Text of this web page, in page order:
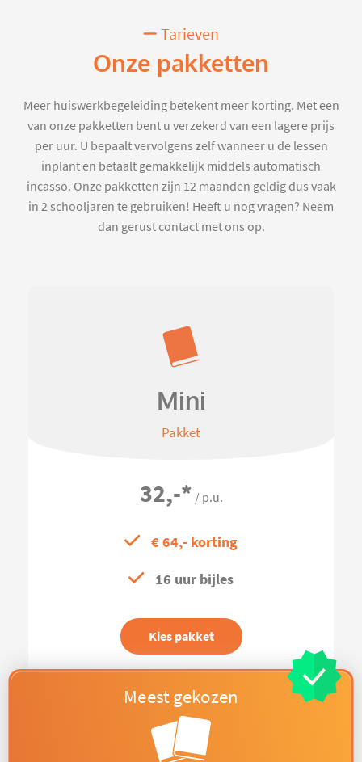
Tarieven
Onze pakketten
Meer huiswerkbegeleiding betekent meer korting. Met een
van onze pakketten bent u verzekerd van een lagere prijs
per uur. U bepaalt vervolgens zelf wanneer u de lessen
inplant en betaalt gemakkelijk middels automatisch
incasso. Onze pakketten zijn 12 maanden geldig dus vaak
in 2 schooljaren te gebruiken! Heeft u nog vragen? Neem
dan gerust contact met ons op.
Mini
Pakket
32,-* / p.u.
€ 64,- korting
16 uur bijles
Kies pakket